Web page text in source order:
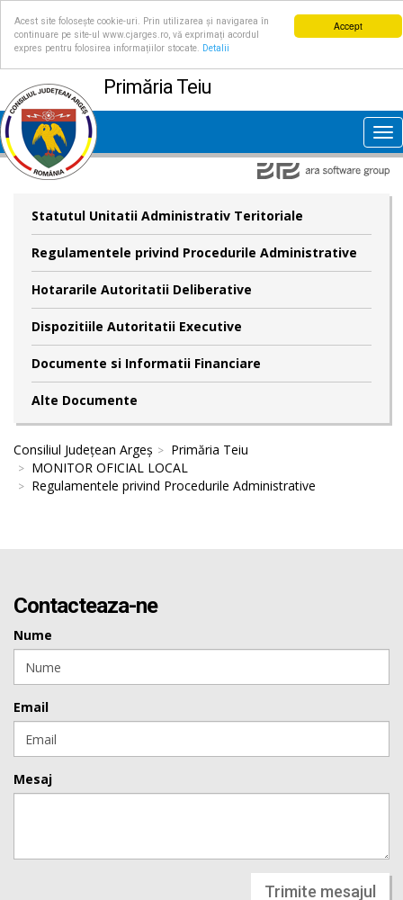
Accept
Acest site folosește cookie-uri. Prin utilizarea și navigarea în
continuare pe site-ul www.cjarges.ro, vă exprimați acordul
expres pentru folosirea informațiilor stocate.
Detalii
Primăria Teiu
Statutul Unitatii Administrativ Teritoriale
Regulamentele privind Procedurile Administrative
Hotararile Autoritatii Deliberative
Dispozitiile Autoritatii Executive
Documente si Informatii Financiare
Alte Documente
Consiliul Județean Argeș
Primăria Teiu
MONITOR OFICIAL LOCAL
Regulamentele privind Procedurile Administrative
Contacteaza-ne
Nume
Email
Mesaj
Trimite mesajul